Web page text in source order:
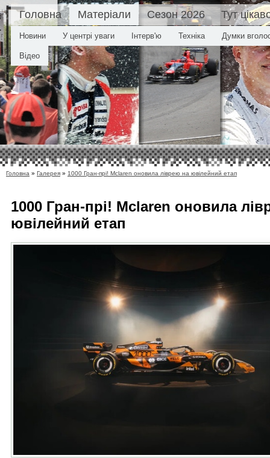
Головна Матеріали
Новини У центрі уваги Інтерв'ю Техніка Думки
Відео
Сезон 2026 Тут
Головна » Галерея » 1000 Гран-прі! Mclaren оновила ліврею на ювілейний етап
1000 Гран-прі! Mclaren оновила
ювілейний етап